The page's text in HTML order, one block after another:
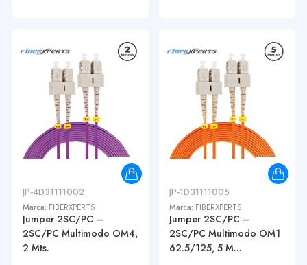
JP-4D31111002
Marca: FIBERXPERTS
Jumper 2SC/PC –
2SC/PC Multimodo OM4,
2 Mts.
JP-1D31111005
Marca: FIBERXPERTS
Jumper 2SC/PC –
2SC/PC Multimodo OM1
62.5/125, 5 M...